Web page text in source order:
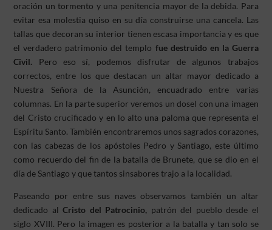
oración un tormento y una penitencia mayor de la debida. Para
evitar esa molestia quiso en su día construirse una cancela. Las
tallas que decoran su interior tienen escasa importancia y es que
el verdadero patrimonio del templo fue destruido en la Guerra
Civil. Pero eso sí, podemos disfrutar de algunos trabajos
correctos, entre los que destacan un altar mayor dedicado a
Nuestra Señora de la Asunción, encuadrado entre varias
columnas. En la parte superior veremos un dosel con una imagen
del Cristo crucificado y en lo alto una paloma que representa el
Espíritu Santo. También encontraremos unos sagrados corazones,
con las cabezas de los apóstoles Pedro y Santiago, este último
como recuerdo del fin de la batalla de Brunete, que se dio en el
día de Santiago y que tantos sinsabores trajo a la localidad.
Paseando por entre sus naves observamos también un altar
dedicado alCristo del Patrocinio, patrón del pueblo desde el
siglo XVIII. Pero la imagen es posterior a la batalla y tan solo se